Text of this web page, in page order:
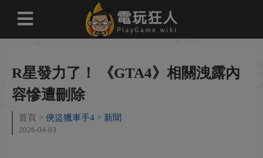
R星發力了！ 《GTA4》相關洩露內
容慘遭刪除
首頁 俠盜獵車手4 新聞
2026-04-03